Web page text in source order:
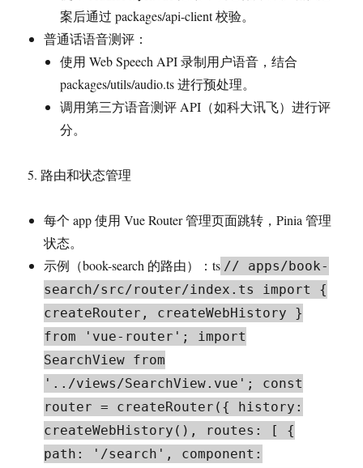
案后通过 packages/api-client 校验。
普通话语音测评：
使用 Web Speech API 录制用户语音，结合
packages/utils/audio.ts 进行预处理。
调用第三方语音测评 API（如科大讯飞）进行评
分。
5. 路由和状态管理
每个 app 使用 Vue Router 管理页面跳转，Pinia 管理
状态。
示例（book-search 的路由）：ts // apps/book-
search/src/router/index.ts import {
createRouter, createWebHistory }
from 'vue-router'; import
SearchView from
'../views/SearchView.vue'; const
router = createRouter({ history:
createWebHistory(), routes: [ {
path: '/search', component: